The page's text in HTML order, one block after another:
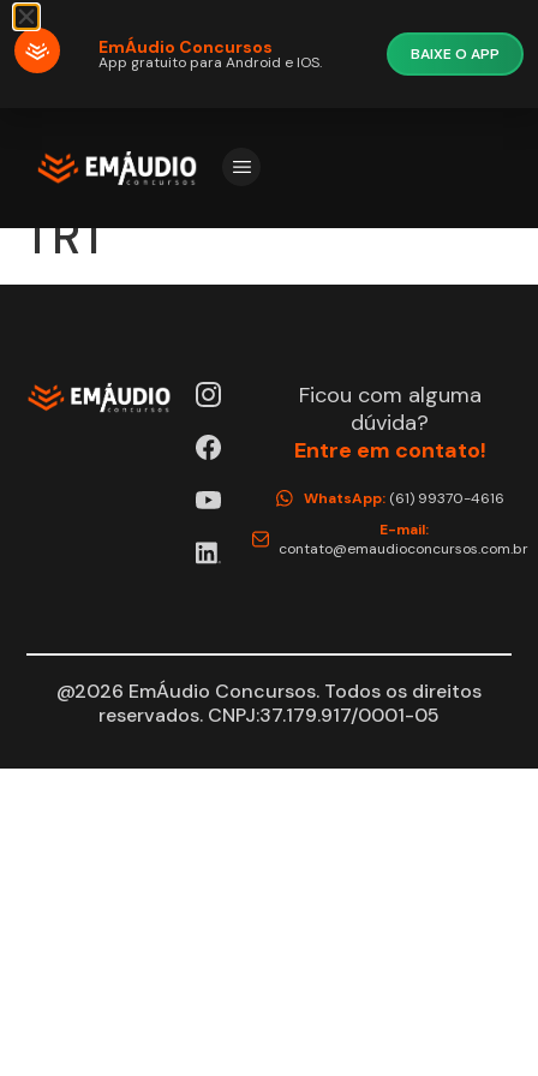
TRT
Ficou com alguma
dúvida?
Entre em contato!
WhatsApp: (61) 99370-4616
E-mail:
contato@emaudioconcursos.com.br
@2026 EmÁudio Concursos. Todos os direitos
reservados. CNPJ:37.179.917/0001-05
EmÁudio Concursos
App gratuito para Android e IOS. BAIXE O APP